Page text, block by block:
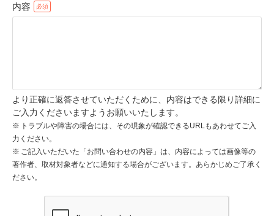
内容
より正確に返答させていただくために、内容はできる限り詳細に
ご入力くださいますようお願いいたします。
トラブルや障害の場合には、その現象が確認できるURLもあわせてご入
力ください。
ご記入いただいた「お問い合わせの内容」は、内容によっては画像等の
著作者、取材対象者などに通知する場合がございます。あらかじめご了承く
ださい。